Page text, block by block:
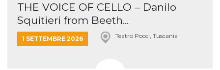
THE VOICE OF CELLO – Danilo
Squitieri from Beeth...
1 SETTEMBRE 2026 Teatro Pocci, Tuscania